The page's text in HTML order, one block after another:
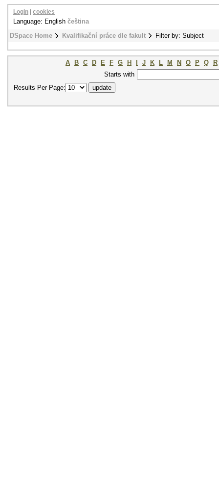
DSpace Home Kvalifikační práce dle fakult Filter by: Subject
Login cookies
Language: English čeština
A B C D E F G H J K L M N O P Q
R
Starts with
Results Per Page: